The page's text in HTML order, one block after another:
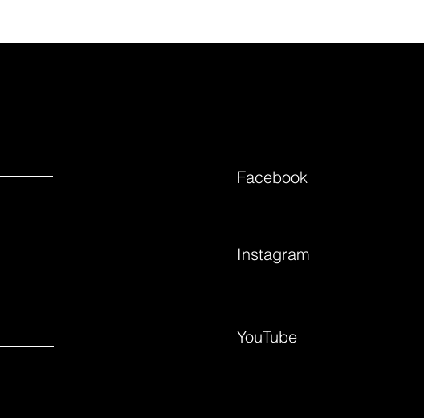
Facebook
Instagram
YouTube